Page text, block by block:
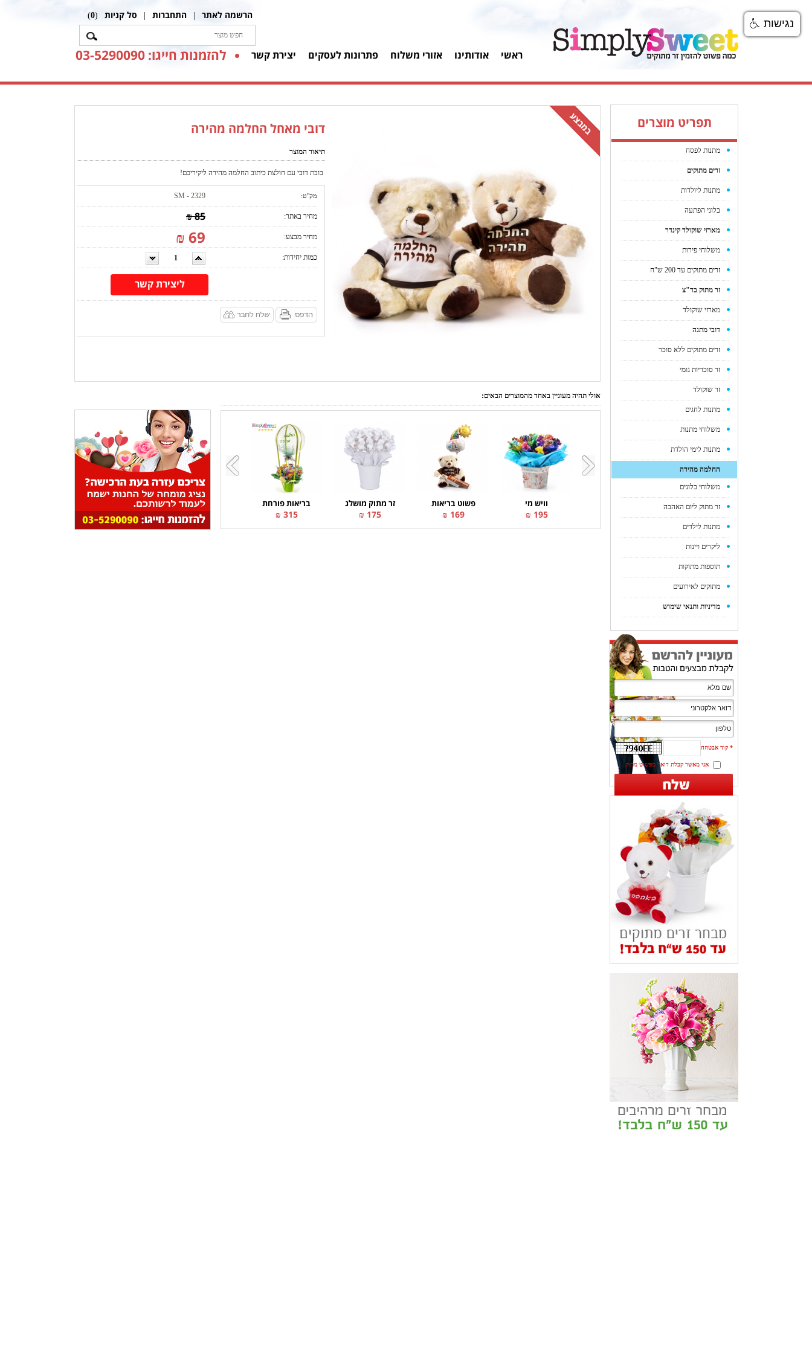
הרשמה לאתר התחברות סל קניות (
0
)
ראשי אודותינו אזורי משלוח פתרונות לעסקים יצירת קשר להזמנות חייגו: 03-5290090
תפריט מוצרים
מתנות לפסח
זרים מתוקים
מתנות ליולדות
בלוני הפתעה
מארזי שוקולד קינדר
משלוחי פירות
זרים מתוקים עד 200 ש"ח
זר מתוק בד"צ
מארזי שוקולד
דובי מתנה
זרים מתוקים ללא סוכר
זר סוכריות גומי
זר שוקולד
מתנות לחגים
משלוחי מתנות
מתנות לימי הולדת
החלמה מהירה
משלוחי בלונים
זר מתוק ליום האהבה
מתנות לילדים
ליקרים ויינות
תוספות מתוקות
מתוקים לאירועים
מדיניות ותנאי שימוש
* קוד אבטחה
אני מאשר קבלת דואר מפשוט מתוק
דובי מאחל החלמה מהירה
תיאור המוצר
בובת דובי עם חולצת כיתוב החלמה מהירה ליקיריכם!
מק"ט: SM - 2329
מחיר באתר: 85 ₪
מחיר מבצע: 69 ₪
כמות יחידות:
ליצירת קשר
אולי תהיה מעוניין באחד מהמוצרים הבאים:
וויש מי
195 ₪
פשוט בריאות
169 ₪
זר מתוק מושלג
175 ₪
בריאות פורחת
315 ₪
נגישות